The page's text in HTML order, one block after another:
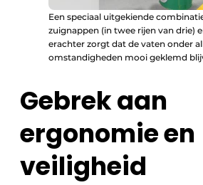
Een speciaal uitgekiende
zuignappen (in twee rijen van drie)
erachter zorgt dat de vaten onder
omstandigheden mooi geklemd
Gebrek aan
ergonomie en
veiligheid